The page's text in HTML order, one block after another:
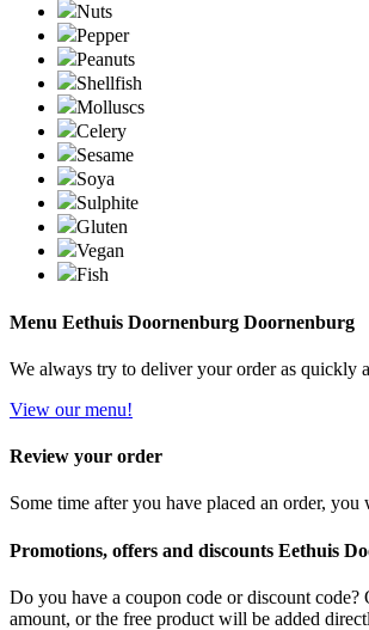
Nuts
Pepper
Peanuts
Shellfish
Molluscs
Celery
Sesame
Soya
Sulphite
Gluten
Vegan
Fish
Menu Eethuis Doornenburg Doornenburg
We always try to deliver your order as quickly
View our menu!
Review your order
Some time after you have placed an order,
Promotions, offers and discounts Eethuis
Do you have a coupon code or discount
amount, or the free product will be added